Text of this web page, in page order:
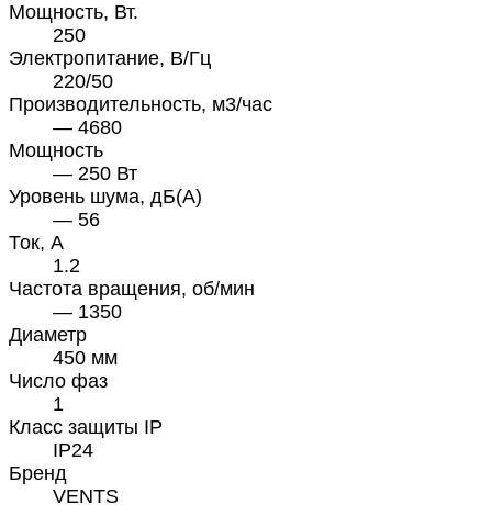
Мощность, Вт.
250
Электропитание, В/Гц
220/50
Производительность, м3/час
— 4680
Мощность
— 250 Вт
Уровень шума, дБ(А)
— 56
Ток, А
1.2
Частота вращения, об/мин
— 1350
Диаметр
450 мм
Число фаз
1
Класс защиты IP
IP24
Бренд
VENTS